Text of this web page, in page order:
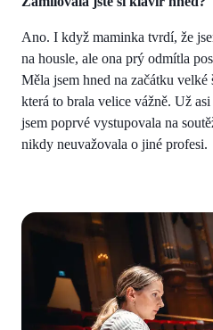
Ano. I když maminka tvrdí, že
na housle, ale ona prý odmítla
Měla jsem hned na začátku
která to brala velice vážně. Už
jsem poprvé vystupovala na
nikdy neuvažovala o jiné profesi.